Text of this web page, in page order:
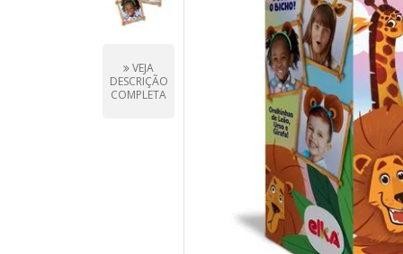
VEJA
DESCRIÇÃO
COMPLETA